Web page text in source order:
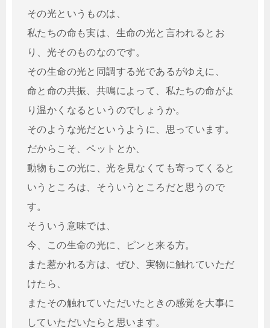
その光というものは、
私たちの命も実は、生命の光と言われるとお
り、光そのものなのです。
その生命の光と同調する光であるがゆえに、
命と命の共振、共鳴によって、私たちの命がよ
り温かくなるというのでしょうか。
そのような光だというように、思っています。
だからこそ、ペットとか、
動物もこの光に、光を見なくても寄ってくると
いうところは、そういうところだと思うので
す。
そういう意味では、
今、この生命の光に、ピンと来る方。
また惹かれる方は、ぜひ、実物に触れていただ
けたら、
またその触れていただいたときの感覚を大事に
していただいたらと思います。